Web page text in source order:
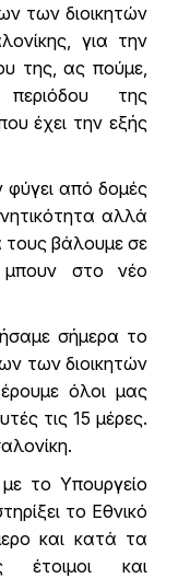
των διοικητών
για την
της, ας πούμε,
της
έχει την εξής
από δομές
αλλά
τους βάλουμε σε
μπουν στο νέο
σήμερα το
των διοικητών
όλοι μας
τις 15 μέρες.
το Υπουργείο
το Εθνικό
και κατά τα
έτοιμοι και